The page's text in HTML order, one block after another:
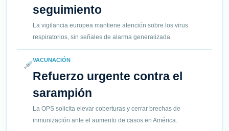
seguimiento
La vigilancia europea mantiene atención sobre los virus
respiratorios, sin señales de alarma generalizada.
VACUNACIÓN
Refuerzo urgente contra el
sarampión
La OPS solicita elevar coberturas y cerrar brechas de
inmunización ante el aumento de casos en América.